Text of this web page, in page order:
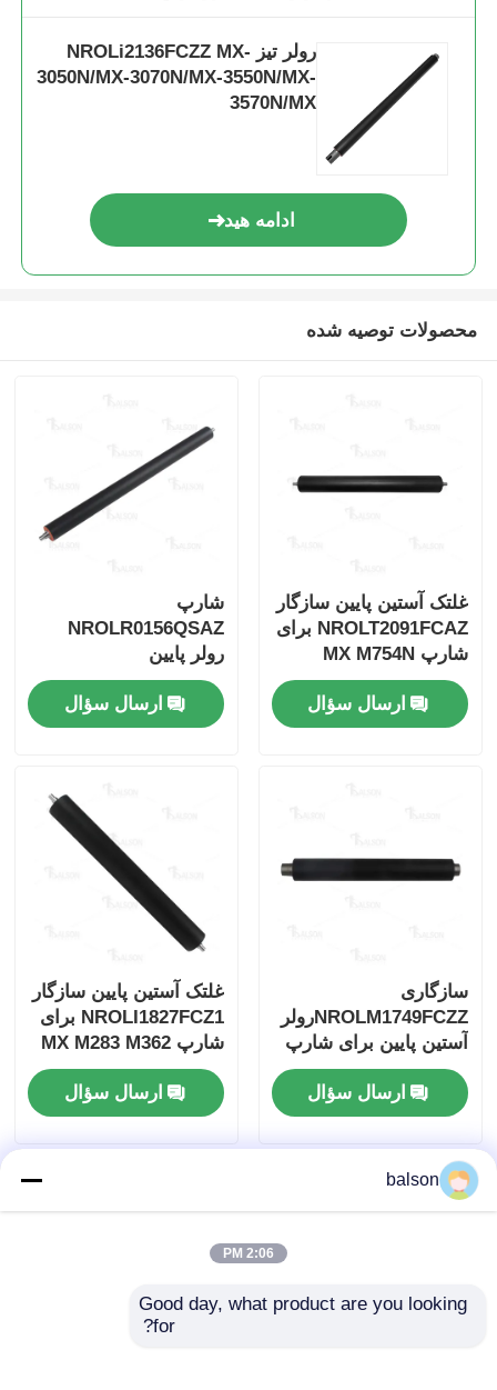
محصولات
همه موارد
درخواست نقل قول
تراشه تونر لکس مارک
تراشه تونر سامسونگ
تراشه تونر کانن
تراشه تونر OKI
چیپ تونر مینولتا
رولر تیز NROLi2136FCZZ MX-
3050N/MX-3070N/MX-3550N/MX-
3570N/MX
ادامه هید
محصولات توصیه شده
غلتک آستین پایین سازگار
NROLT2091FCAZ برای
شارپ MX M754N
M654N
ارسال سؤال
شارپ
NROLR0156QSAZ
رولر پایین
AR5516/AR5520/AR5618
ارسال سؤال
سازگاری
NROLM1749FCZZرولر
آستین پایین برای شارپ
MX M2640 MX 3100N
MX 5000Nارسال سؤال
غلتک آستین پایین سازگار
NROLI1827FCZ1 برای
شارپ MX M283 M362
M363
ارسال سؤال
balson
2:06 PM
Good day, what product are you looking
for?